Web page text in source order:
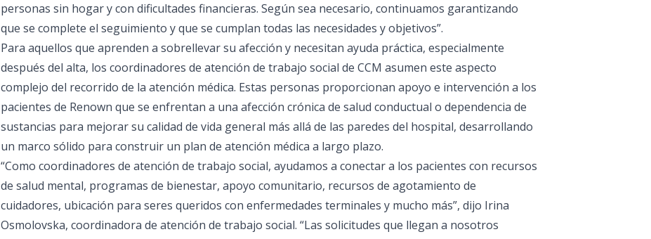
personas sin hogar y con dificultades financieras. Según sea necesario, continuamos garantizando
que se complete el seguimiento y que se cumplan todas las necesidades y objetivos”.
Para aquellos que aprenden a sobrellevar su afección y necesitan ayuda práctica, especialmente
después del alta, los coordinadores de atención de trabajo social de CCM asumen este aspecto
complejo del recorrido de la atención médica. Estas personas proporcionan apoyo e intervención a los
pacientes de Renown que se enfrentan a una afección crónica de salud conductual o dependencia de
sustancias para mejorar su calidad de vida general más allá de las paredes del hospital, desarrollando
un marco sólido para construir un plan de atención médica a largo plazo.
“Como coordinadores de atención de trabajo social, ayudamos a conectar a los pacientes con recursos
de salud mental, programas de bienestar, apoyo comunitario, recursos de agotamiento de
cuidadores, ubicación para seres queridos con enfermedades terminales y mucho más”, dijo Irina
Osmolovska, coordinadora de atención de trabajo social. “Las solicitudes que llegan a nosotros